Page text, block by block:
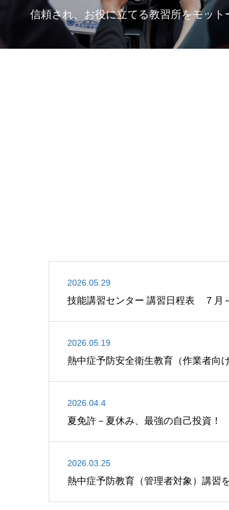
信頼され、お役に立てる教習所をモット
2026.05.29
技能講習センター 講習日程表 ７月
2026.05.19
熱中症予防安全衛生教育（作業者向
2026.04.4
夏免許－夏休み、最強の自己投資！
2026.03.25
熱中症予防教育（管理者対象）講習